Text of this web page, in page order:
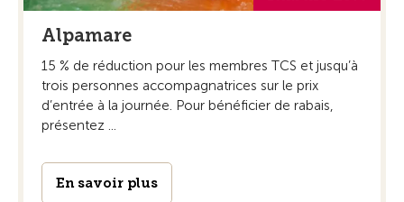
Alpamare
15 % de réduction pour les membres TCS et jusqu’à
trois personnes accompagnatrices sur le prix
d’entrée à la journée. Pour bénéficier de rabais,
présentez ...
En savoir plus